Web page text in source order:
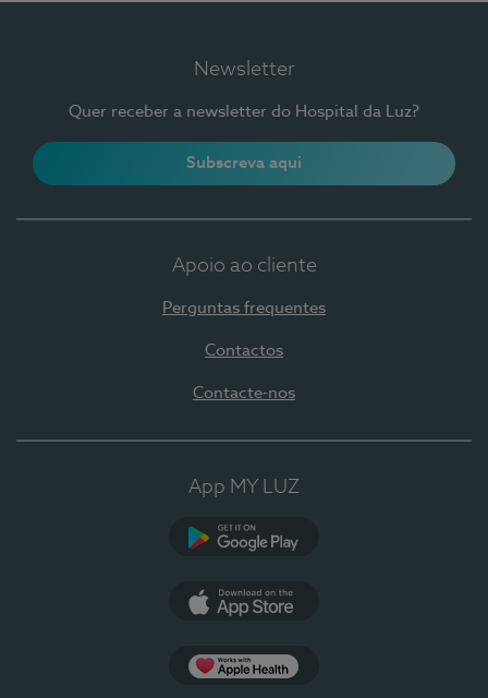
Newsletter
Quer receber a newsletter do Hospital da Luz?
Subscreva aqui
Apoio ao cliente
Perguntas frequentes
Contactos
Contacte-nos
App MY LUZ